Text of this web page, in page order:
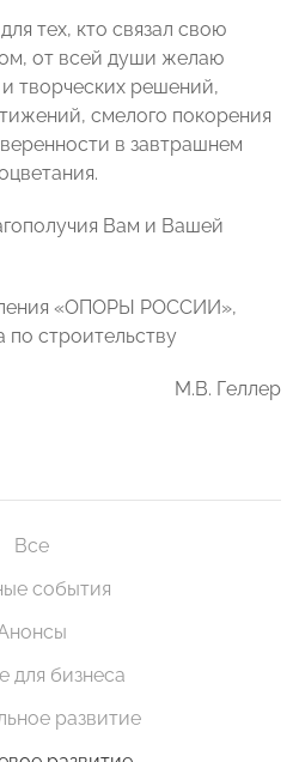
тех, кто связал свою
от всей души желаю
творческих решений,
смелого покорения
в завтрашнем
Вам и Вашей
«ОПОРЫ РОССИИ»,
по строительству
М.В. Геллер
Все
события
для бизнеса
развитие